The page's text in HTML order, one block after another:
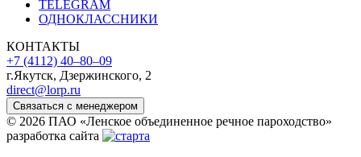
TELEGRAM
ОДНОКЛАССНИКИ
КОНТАКТЫ
+7 (4112) 40‒80‒09
г.Якутск, Дзержинского, 2
direct@lorp.ru
Связаться с менеджером
© 2026 ПАО «Ленское объединенное речное пароходство»
разработка сайта